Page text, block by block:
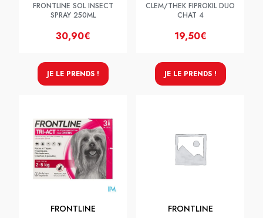
FRONTLINE SOL INSECT
SPRAY 250ML
30,90€
JE LE PRENDS !
CLEM/THEK FIPROKIL DUO
CHAT 4
19,50€
JE LE PRENDS !
FRONTLINE FRONTLINE